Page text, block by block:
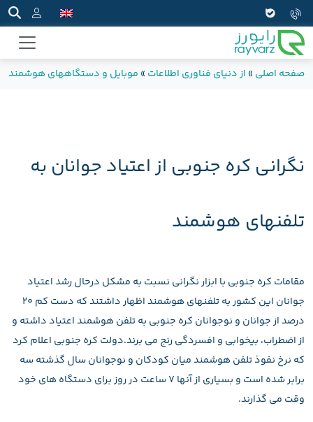
صفحه اصلی » از دنیای فناوری اطلاعات » موبایل و دستگاههای هوشمند
نگرانی کره جنوبی از اعتیاد جوانان به
تلفنهای هوشمند
مقامات کره جنوبی با ابزار نگرانی نسبت به مشکل درحال رشد اعتیاد
جوانان این کشور به تلفنهای هوشمند اظهار داشتند که دست کم 20
درصد از جوانان و نوجوانان کره جنوبی به تلفن هوشمند اعتیاد داشته و
از اضطراب، بیخوابی و افسردگی رنج می برند.دولت کره جنوبی اعلام کرد
که نرخ نفوذ تلفن هوشمند میان کودکان و نوجوانان سال گذشته سه
برابر شده است و بسیاری از آنها 7 ساعت در روز برای دستگاه های خود
وقت می گذارند.